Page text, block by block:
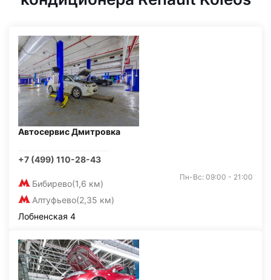
Автосервис Дмитровка
+7 (499) 110-28-43
Бибирево(1,6 км)
Алтуфьево(2,35 км)
Пн-Вс: 09:00 - 21:00
Лобненская 4